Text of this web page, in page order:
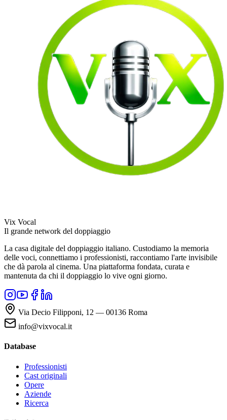
Vix Vocal
Il grande network del doppiaggio
La casa digitale del doppiaggio italiano. Custodiamo la memoria
delle voci, connettiamo i professionisti, raccontiamo l'arte invisibile
che dà parola al cinema. Una piattaforma fondata, curata e
mantenuta da chi il doppiaggio lo vive ogni giorno.
Via Decio Filipponi, 12 — 00136 Roma
info@vixvocal.it
Database
Professionisti
Cast originali
Opere
Aziende
Ricerca